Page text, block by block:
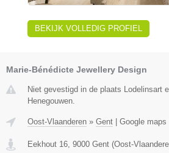
BEKIJK VOLLEDIG PROFIEL
Marie-Bénédicte Jewellery Design
Niet gevestigd in de plaats Lodelinsart
Henegouwen.
Oost-Vlaanderen » Gent Google maps
Eekhout 16, 9000 Gent (Oost-